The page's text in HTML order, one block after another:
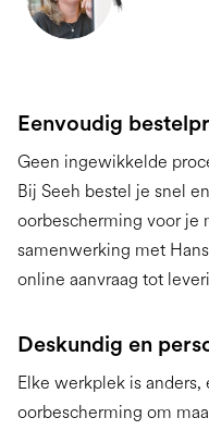
Eenvoudig
Geen ingewikkelde
Bij Seeh bestel je snel
oorbescherming voor je
samenwerking met
online aanvraag tot
Deskundig en
Elke werkplek is
oorbescherming om